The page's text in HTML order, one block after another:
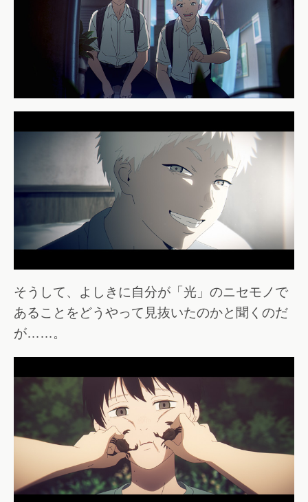
そうして、よしきに自分が「光」のニセモノで
あることをどうやって見抜いたのかと聞くのだ
が……。